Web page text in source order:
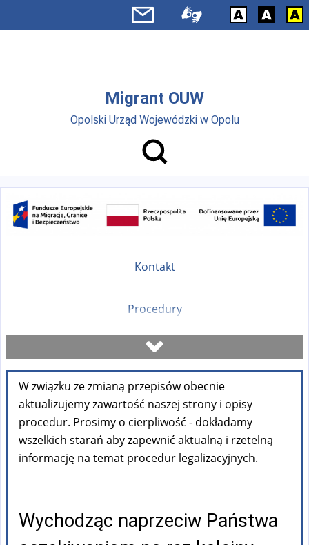
Przejdź do menu głównego
Migrant OUW
Opolski Urząd Wojewódzki w Opolu
Kontakt
Procedury
Umów się na wizytę
Sprawdź stan sprawy
Formularze
FAQ
W związku ze zmianą przepisów obecnie
aktualizujemy zawartość naszej strony i opisy
procedur. Prosimy o cierpliwość - dokładamy
wszelkich starań aby zapewnić aktualną i rzetelną
informację na temat procedur legalizacyjnych.
Wychodząc naprzeciw Państwa